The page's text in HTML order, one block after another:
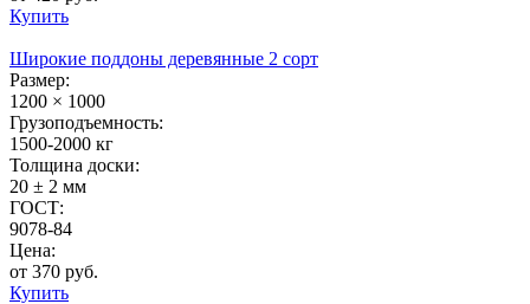
Купить
Широкие поддоны деревянные 2 сорт
Размер:
1200 × 1000
Грузоподъемность:
1500-2000 кг
Толщина доски:
20 ± 2 мм
ГОСТ:
9078-84
Цена:
от 370 руб.
Купить